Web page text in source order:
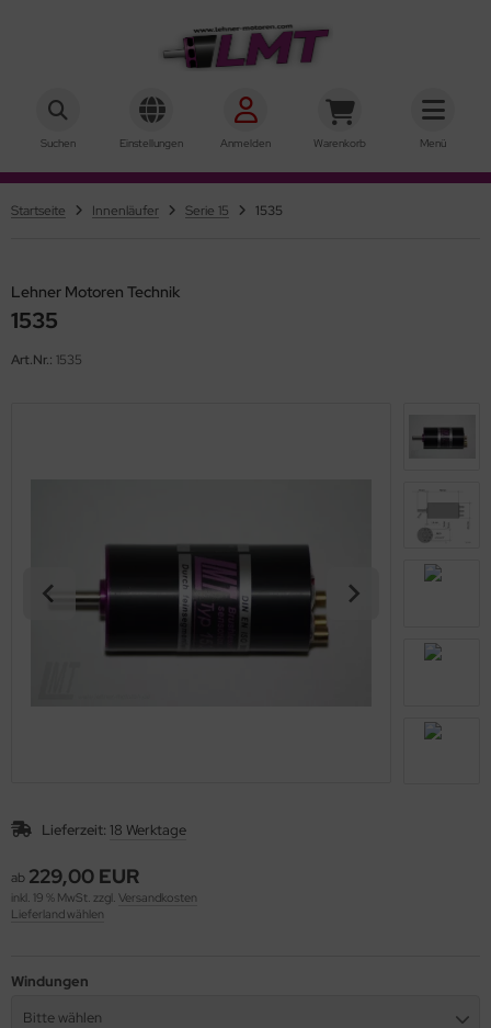
Suchen Einstellungen Anmelden Warenkorb Menü
Startseite Innenläufer Serie 15 1535
Lehner Motoren Technik
1535
Art.Nr.: 1535
Lieferzeit: 18 Werktage
ab 229,00 EUR
inkl. 19 % MwSt. zzgl. Versandkosten
Lieferland wählen
Windungen
Bitte wählen
41
70